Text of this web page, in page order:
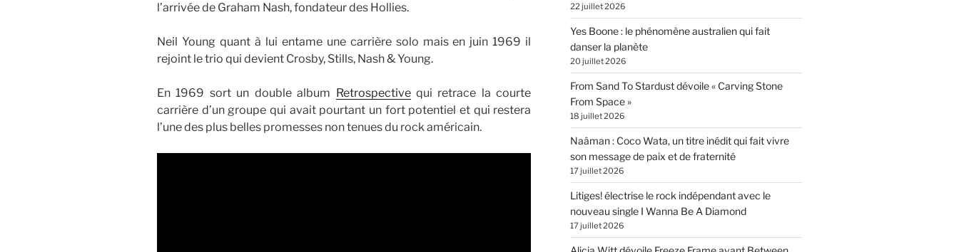
l’arrivée de Graham Nash, fondateur des Hollies.
Neil Young quant à lui entame une carrière solo mais en juin 1969 il
rejoint le trio qui devient Crosby, Stills, Nash & Young.
En 1969 sort un double album Retrospectivequi retrace la courte
carrière d’un groupe qui avait pourtant un fort potentiel et qui restera
l’une des plus belles promesses non tenues du rock américain.
22 juillet 2026
Yes Boone : le phénomène australien qui fait
danser la planète
20 juillet 2026
From Sand To Stardust dévoile « Carving Stone
From Space »
18 juillet 2026
Naâman : Coco Wata, un titre inédit qui fait vivre
son message de paix et de fraternité
17 juillet 2026
Litiges! électrise le rock indépendant avec le
nouveau single I Wanna Be A Diamond
17 juillet 2026